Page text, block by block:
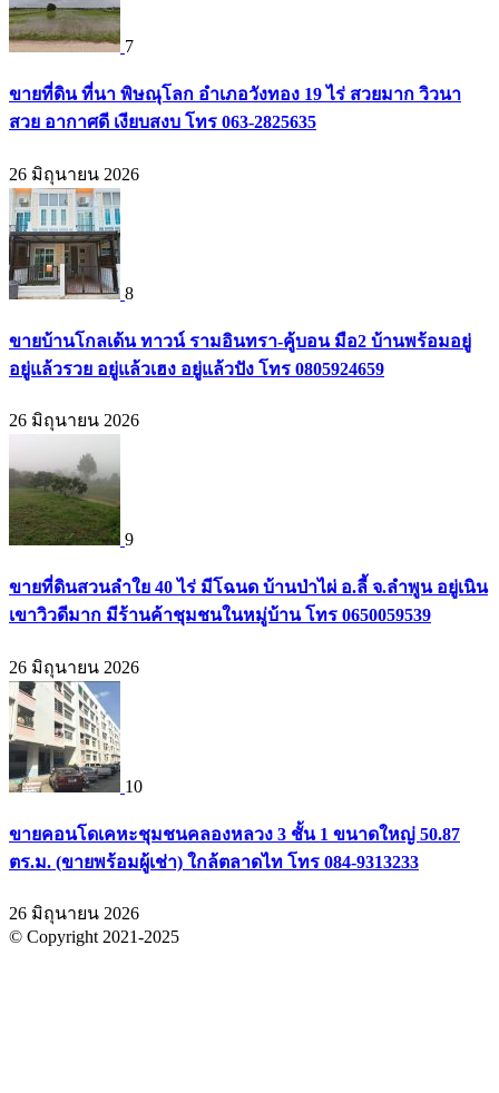
7
ขายที่ดิน ที่นา พิษณุโลก อำเภอวังทอง 19 ไร่ สวยมาก วิวนา
สวย อากาศดี เงียบสงบ โทร 063-2825635
26 มิถุนายน 2026
8
ขายบ้านโกลเด้น ทาวน์ รามอินทรา-คู้บอน มือ2 บ้านพร้อมอยู่
อยู่แล้วรวย อยู่แล้วเฮง อยู่แล้วปัง โทร 0805924659
26 มิถุนายน 2026
9
ขายที่ดินสวนลำใย 40 ไร่ มีโฉนด บ้านป่าไผ่ อ.ลี้ จ.ลำพูน อยู่เนิน
เขาวิวดีมาก มีร้านค้าชุมชนในหมู่บ้าน โทร 0650059539
26 มิถุนายน 2026
10
ขายคอนโดเคหะชุมชนคลองหลวง 3 ชั้น 1 ขนาดใหญ่ 50.87
ตร.ม. (ขายพร้อมผู้เช่า) ใกล้ตลาดไท โทร 084-9313233
26 มิถุนายน 2026
© Copyright 2021-2025